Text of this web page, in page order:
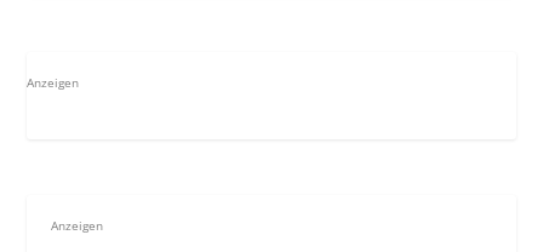
Anzeigen
Anzeigen